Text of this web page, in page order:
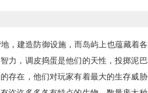
，建造防御设施，而岛屿上也蕴藏着
力，调皮捣蛋是他们的天性，投掷泥
在，他们对玩家有着最大的生存威